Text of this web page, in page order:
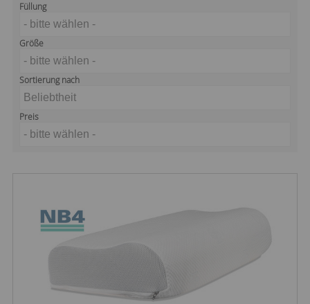
Füllung
- bitte wählen -
Größe
- bitte wählen -
Sortierung nach
Beliebtheit
Preis
- bitte wählen -